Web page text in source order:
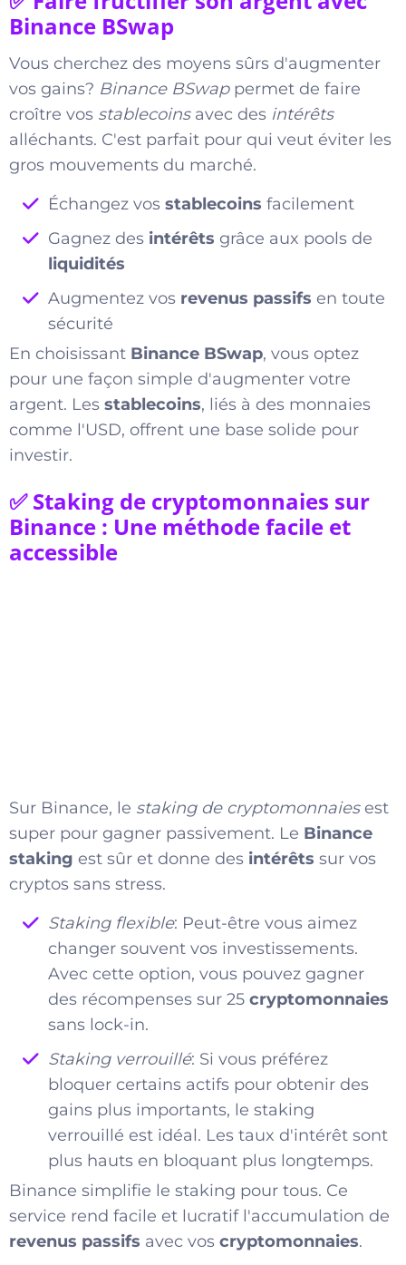
Binance BSwap
Vous cherchez des moyens sûrs d'augmenter
vos gains? Binance BSwappermet de faire
croître vos stablecoinsavec des intérêts
alléchants. C'est parfait pour qui veut éviter les
gros mouvements du marché.
Échangez vos stablecoins facilement
Gagnez des intérêts grâce aux pools de
liquidités
Augmentez vos revenus passifs en toute
sécurité
En choisissant Binance BSwap, vous optez
pour une façon simple d'augmenter votre
argent. Les stablecoins, liés à des monnaies
comme l'USD, offrent une base solide pour
investir.
✅ Staking de cryptomonnaies sur
Binance : Une méthode facile et
accessible
Sur Binance, le staking de cryptomonnaiesest
super pour gagner passivement. Le Binance
staking est sûr et donne des intérêts sur vos
cryptos sans stress.
Staking flexible: Peut-être vous aimez
changer souvent vos investissements.
Avec cette option, vous pouvez gagner
des récompenses sur 25 cryptomonnaies
sans lock-in.
Staking verrouillé: Si vous préférez
bloquer certains actifs pour obtenir des
gains plus importants, le staking
verrouillé est idéal. Les taux d'intérêt sont
plus hauts en bloquant plus longtemps.
Binance simplifie le staking pour tous. Ce
service rend facile et lucratif l'accumulation de
revenus passifs avec vos cryptomonnaies.